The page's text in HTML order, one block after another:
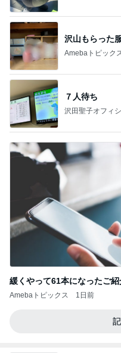
沢山もらった
Amebaトピック
７人待ち
沢田聖子オフィ
緩くやって61本になったご紹
Amebaトピックス 1日前